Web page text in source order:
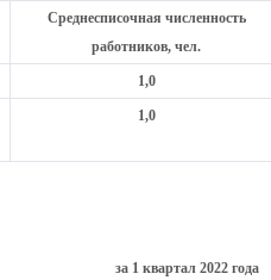
Среднесписочная численность
работников, чел.
1,0
1,0
за 1 квартал 2022 года